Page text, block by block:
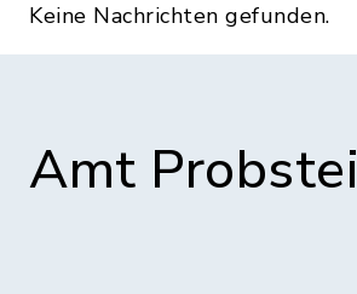
Keine Nachrichten gefunden.
Amt Probstei